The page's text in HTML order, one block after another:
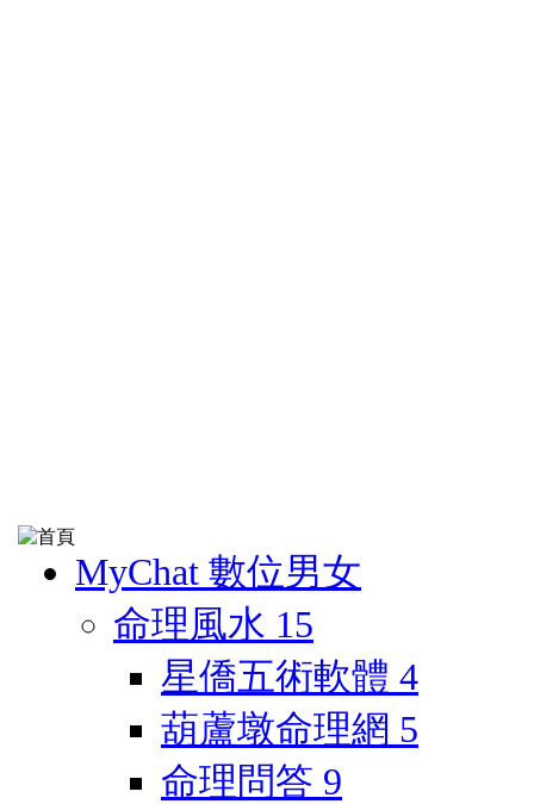
MyChat 數位男女
命理風水 15
星僑五術軟體 4
葫蘆墩命理網 5
命理問答 9